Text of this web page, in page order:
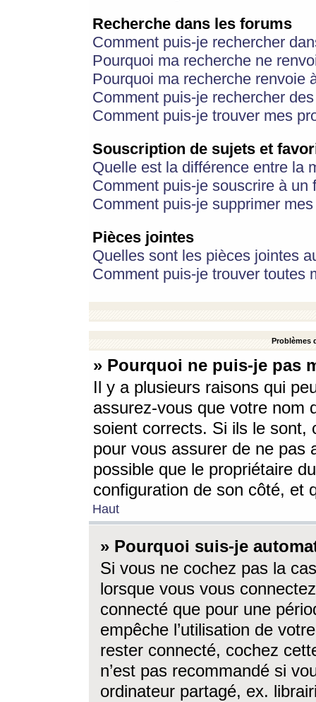
Recherche dans les forums
Comment puis-je rechercher
Pourquoi ma recherche ne
Pourquoi ma recherche renvoie
Comment puis-je rechercher
Comment puis-je trouver mes
Souscription de sujets et
Quelle est la différence entre la
Comment puis-je souscrire à
Comment puis-je supprimer
Pièces jointes
Quelles sont les pièces jointes
Comment puis-je trouver toutes
Problèmes
» Pourquoi ne puis-je pas
Il y a plusieurs raisons qui
assurez-vous que votre nom
soient corrects. Si ils le sont,
pour vous assurer de ne pas
possible que le propriétaire
configuration de son côté, et
Haut
» Pourquoi suis-je
Si vous ne cochez pas la
lorsque vous vous
connecté que pour une
empêche l’utilisation de
rester connecté, cochez
n’est pas recommandé si
ordinateur partagé, ex.